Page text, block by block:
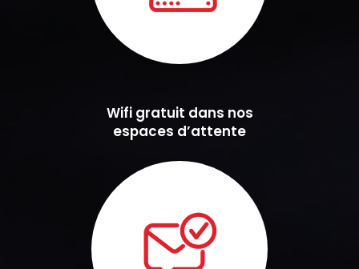
Wifi gratuit dans nos
espaces d’attente